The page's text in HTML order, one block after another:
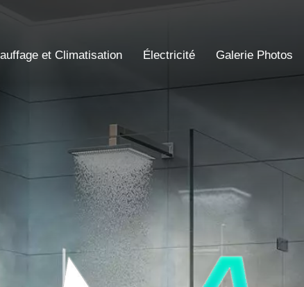
et Climatisation Électricité Galerie Photos